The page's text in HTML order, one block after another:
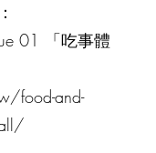
01 「吃事體
food-and-